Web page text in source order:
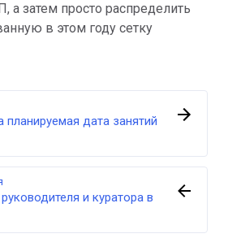
затем просто распределить
в этом году сетку
и куратора в
дата занятий